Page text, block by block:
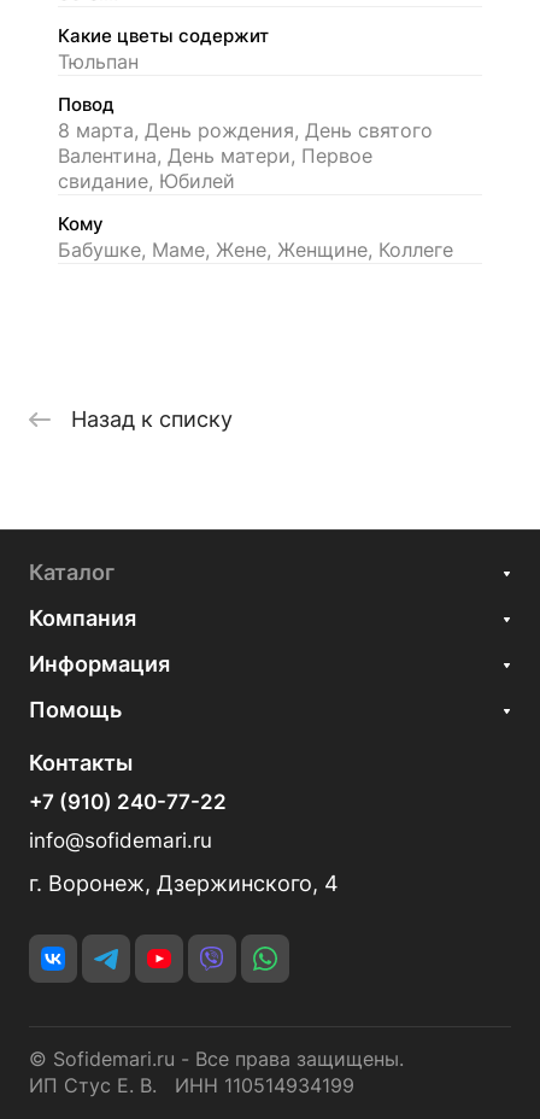
Какие цветы содержит
Тюльпан
Повод
8 марта, День рождения, День святого
Валентина, День матери, Первое
свидание, Юбилей
Кому
Бабушке, Маме, Жене, Женщине, Коллеге
Назад к списку
Каталог
Компания
Информация
Помощь
Контакты
+7 (910) 240-77-22
info@sofidemari.ru
г. Воронеж, Дзержинского, 4
© Sofidemari.ru - Все права защищены.
ИП Стус Е. В. ИНН 110514934199